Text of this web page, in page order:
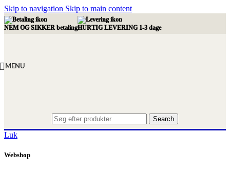
Skip to navigation Skip to main content
NEM OG SIKKER betalingHURTIG LEVERING 1-3 dage
MENU
Search
Luk
Webshop